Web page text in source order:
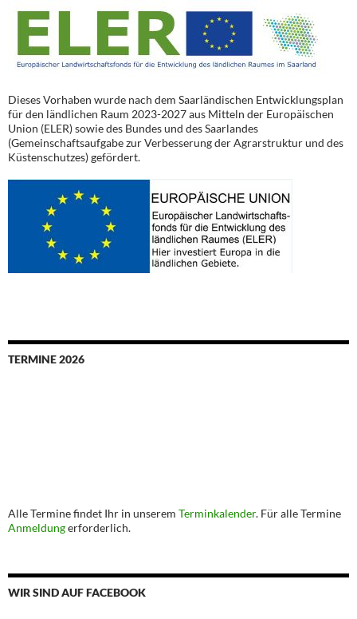
Dieses Vorhaben wurde nach dem Saarländischen Entwicklungsplan
für den ländlichen Raum 2023-2027 aus Mitteln der Europäischen
Union (ELER) sowie des Bundes und des Saarlandes
(Gemeinschaftsaufgabe zur Verbesserung der Agrarstruktur und des
Küstenschutzes) gefördert.
TERMINE 2026
Alle Termine findet Ihr in unserem Terminkalender. Für alle Termine
Anmeldungerforderlich.
WIR SIND AUF FACEBOOK